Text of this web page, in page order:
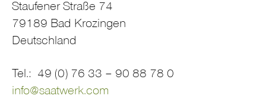
Staufener Straße 74
79189 Bad Krozingen
Deutschland
Tel.: 49 (0) 76 33 – 90 88 78 0
info@saatwerk.com